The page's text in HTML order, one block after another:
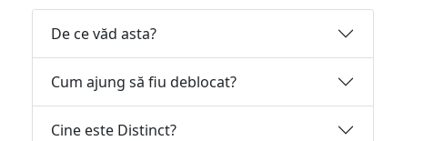
De ce văd asta?
Cum ajung să fiu deblocat?
Cine este Distinct?